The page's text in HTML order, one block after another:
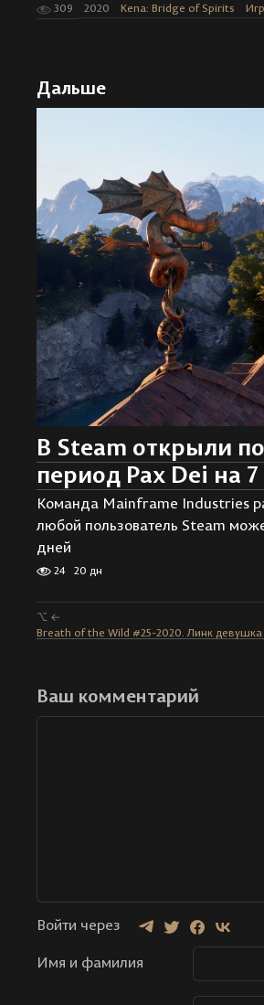
309 2020 Kena: Bridge of Spirits
Дальше
В Steam открыли
период Pax Dei на
Команда Mainframe Industries
любой пользователь Steam
дней
24 20 дн
⌥ ←
Breath of the Wild #25-2020. Линк
Ваш комментарий
Войти через
Имя и фамилия